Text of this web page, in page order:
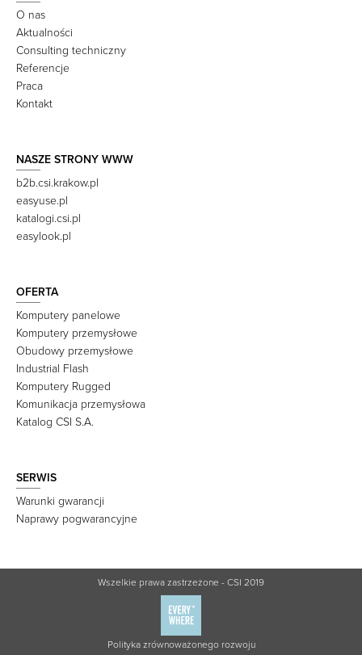
O nas
Aktualności
Consulting techniczny
Referencje
Praca
Kontakt
NASZE STRONY WWW
b2b.csi.krakow.pl
easyuse.pl
katalogi.csi.pl
easylook.pl
OFERTA
Komputery panelowe
Komputery przemysłowe
Obudowy przemysłowe
Industrial Flash
Komputery Rugged
Komunikacja przemysłowa
Katalog CSI S.A.
SERWIS
Warunki gwarancji
Naprawy pogwarancyjne
Wszelkie prawa zastrzeżone - CSI 2019
Polityka zrównoważonego rozwoju